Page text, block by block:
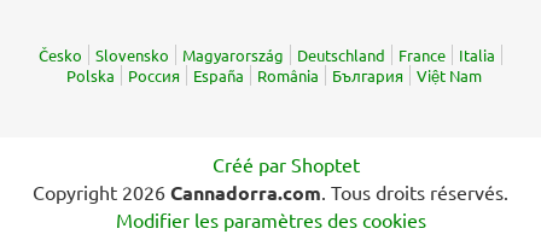
Česko Slovensko Magyarország Deutschland France
Italia
Polska
Россия España România България Việt Nam
Créé par Shoptet
Copyright 2026 Cannadorra.com . Tous droits réservés.
Modifier les paramètres des cookies